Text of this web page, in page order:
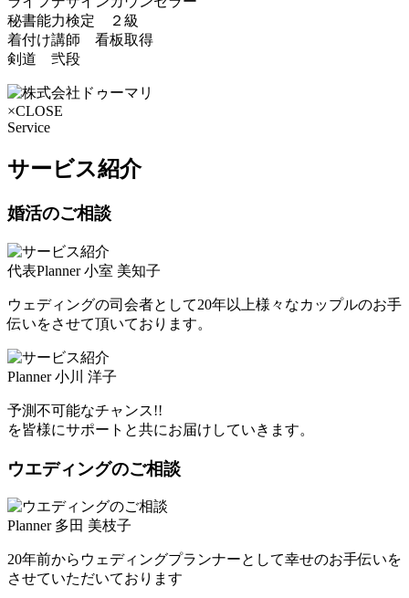
秘書能力検定 ２級
着付け講師 看板取得
剣道 弐段
×CLOSE
Service
サービス紹介
婚活のご相談
代表Planner 小室 美知子
ウェディングの司会者として20年以上様々なカップルのお手
伝いをさせて頂いております。
Planner 小川 洋子
予測不可能なチャンス!!
を皆様にサポートと共にお届けしていきます。
ウエディングのご相談
Planner 多田 美枝子
20年前からウェディングプランナーとして幸せのお手伝いを
させていただいております